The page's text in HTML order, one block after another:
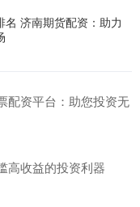
济南期货配资：助力
配资平台：助您投资无
高收益的投资利器